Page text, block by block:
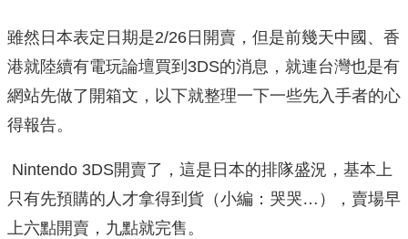
雖然日本表定日期是2/26日開賣，但是前幾天中國、香
港就陸續有電玩論壇買到3DS的消息，就連台灣也是有
網站先做了開箱文，以下就整理一下一些先入手者的心
得報告。
Nintendo 3DS開賣了，這是日本的排隊盛況，基本上
只有先預購的人才拿得到貨（小編：哭哭…），賣場早
上六點開賣，九點就完售。